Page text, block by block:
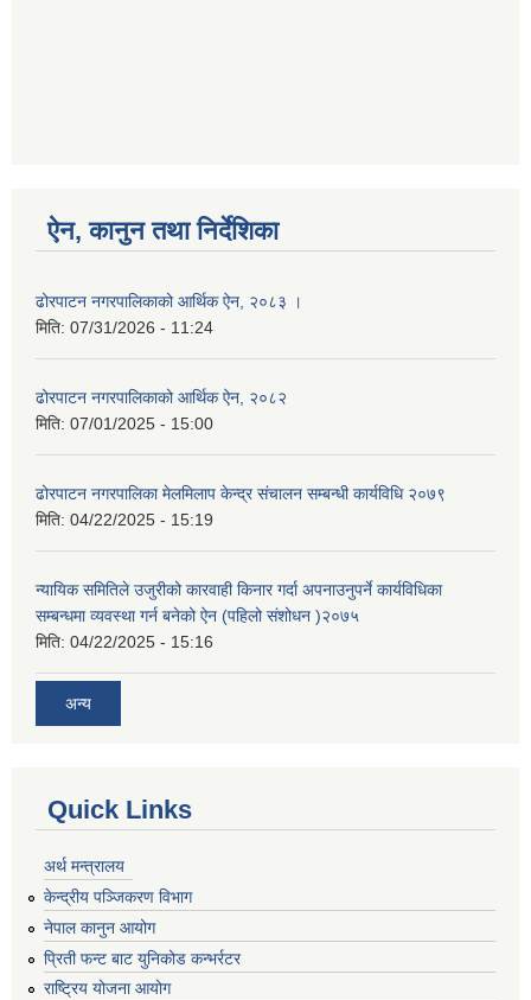
ऐन, कानुन तथा निर्देशिका
ढोरपाटन नगरपालिकाको आर्थिक ऐन, २०८३ ।
मिति: 07/31/2026 - 11:24
ढोरपाटन नगरपालिकाको आर्थिक ऐन, २०८२
मिति: 07/01/2025 - 15:00
ढोरपाटन नगरपालिका मेलमिलाप केन्द्र संचालन सम्बन्धी कार्यविधि २०७९
मिति: 04/22/2025 - 15:19
न्यायिक समितिले उजुरीको कारवाही किनार गर्दा अपनाउनुपर्ने कार्यविधिका
सम्बन्धमा व्यवस्था गर्न बनेको ऐन (पहिलो संशोधन )२०७५
मिति: 04/22/2025 - 15:16
अन्य
Quick Links
अर्थ मन्त्रालय
केन्द्रीय पञ्जिकरण विभाग
नेपाल कानुन आयोग
प्रिती फन्ट बाट युनिकोड कन्भर्रटर
राष्ट्रिय योजना आयोग